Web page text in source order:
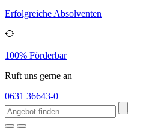
Erfolgreiche Absolventen
100% Förderbar
Ruft uns gerne an
0631 36643-0